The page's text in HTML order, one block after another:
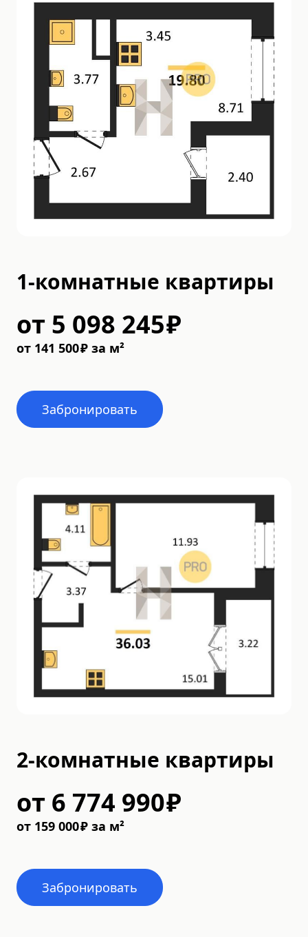
1-комнатные квартиры
от 5 098 245₽
от 141 500₽ за м²
Забронировать
2-комнатные квартиры
от 6 774 990₽
от 159 000₽ за м²
Забронировать